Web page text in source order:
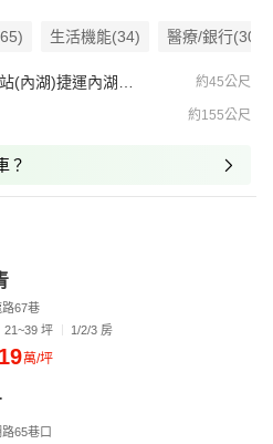
生活機能(34) 醫療/銀行(30)
)捷運內湖站(內湖) 約45公尺
約155公尺
？
路67巷
21~39 坪 1/2/3 房
萬/坪
65巷口